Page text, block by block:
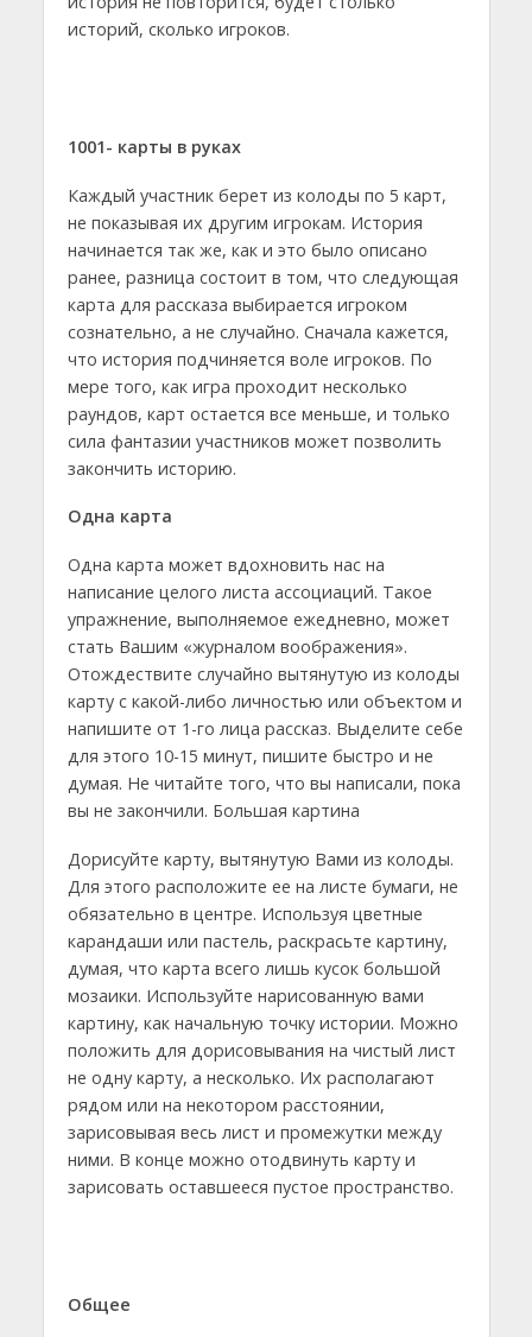
историй, сколько игроков.
1001- карты в руках
Каждый участник берет из колоды по 5 карт,
не показывая их другим игрокам. История
начинается так же, как и это было описано
ранее, разница состоит в том, что следующая
карта для рассказа выбирается игроком
сознательно, а не случайно. Сначала кажется,
что история подчиняется воле игроков. По
мере того, как игра проходит несколько
раундов, карт остается все меньше, и только
сила фантазии участников может позволить
закончить историю.
Одна карта
Одна карта может вдохновить нас на
написание целого листа ассоциаций. Такое
упражнение, выполняемое ежедневно, может
стать Вашим «журналом воображения».
Отождествите случайно вытянутую из колоды
карту с какой-либо личностью или объектом и
напишите от 1-го лица рассказ. Выделите себе
для этого 10-15 минут, пишите быстро и не
думая. Не читайте того, что вы написали, пока
вы не закончили. Большая картина
Дорисуйте карту, вытянутую Вами из колоды.
Для этого расположите ее на листе бумаги, не
обязательно в центре. Используя цветные
карандаши или пастель, раскрасьте картину,
думая, что карта всего лишь кусок большой
мозаики. Используйте нарисованную вами
картину, как начальную точку истории. Можно
положить для дорисовывания на чистый лист
не одну карту, а несколько. Их располагают
рядом или на некотором расстоянии,
зарисовывая весь лист и промежутки между
ними. В конце можно отодвинуть карту и
зарисовать оставшееся пустое пространство.
Общее